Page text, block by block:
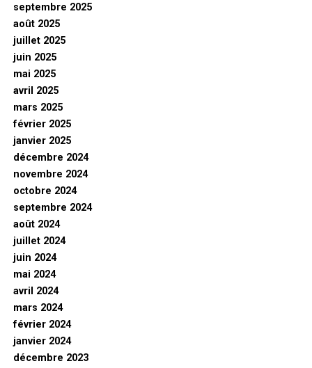
septembre 2025
août 2025
juillet 2025
juin 2025
mai 2025
avril 2025
mars 2025
février 2025
janvier 2025
décembre 2024
novembre 2024
octobre 2024
septembre 2024
août 2024
juillet 2024
juin 2024
mai 2024
avril 2024
mars 2024
février 2024
janvier 2024
décembre 2023